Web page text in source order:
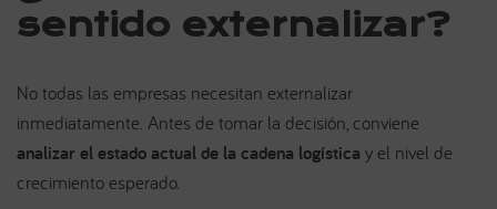
sentido externalizar?
No todas las empresas necesitan externalizar
inmediatamente. Antes de tomar la decisión, conviene
analizar el estado actual de la cadena logística y el nivel de
crecimiento esperado.